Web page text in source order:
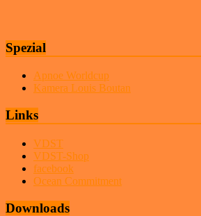
Spezial
Apnoe Worldcup
Kamera Louis Boutan
Links
VDST
VDST-Shop
facebook
Ocean Commitment
Downloads